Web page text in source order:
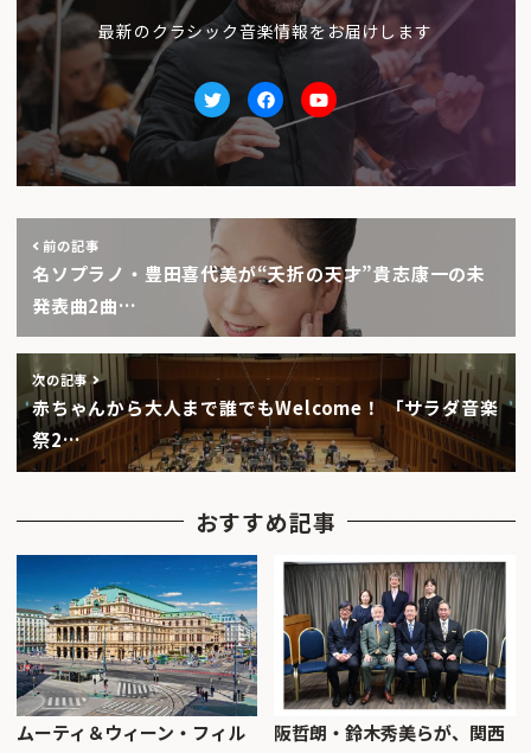
最新のクラシック音楽情報をお届けします
TwitterfacebookYoutube
前の記事
名ソプラノ・豊田喜代美が“夭折の天才”貴志康一の未
発表曲2曲…
次の記事
赤ちゃんから大人まで誰でもWelcome！ 「サラダ音楽
祭2…
おすすめ記事
ムーティ＆ウィーン・フィル
阪哲朗・鈴木秀美らが、関西